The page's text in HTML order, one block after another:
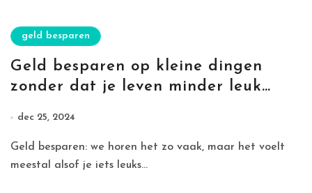
geld besparen
Geld besparen op kleine dingen
zonder dat je leven minder leuk
dec 25, 2024
Geld besparen: we horen het zo vaak, maar het voelt
meestal alsof je iets leuks...